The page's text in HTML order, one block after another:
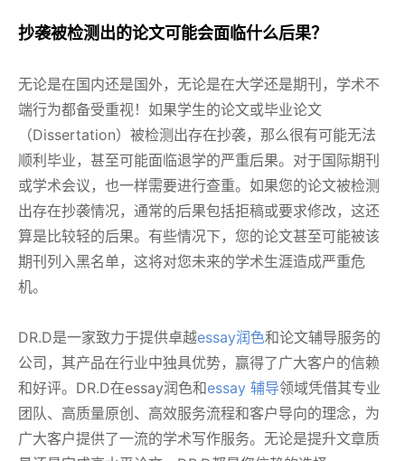
抄袭被检测出的论文可能会面临什么后果？
无论是在国内还是国外，无论是在大学还是期刊，学术不
端行为都备受重视！如果学生的论文或毕业论文
（Dissertation）被检测出存在抄袭，那么很有可能无法
顺利毕业，甚至可能面临退学的严重后果。对于国际期刊
或学术会议，也一样需要进行查重。如果您的论文被检测
出存在抄袭情况，通常的后果包括拒稿或要求修改，这还
算是比较轻的后果。有些情况下，您的论文甚至可能被该
期刊列入黑名单，这将对您未来的学术生涯造成严重危
机。
DR.D是一家致力于提供卓越essay润色和论文辅导服务的
公司，其产品在行业中独具优势，赢得了广大客户的信赖
和好评。DR.D在essay润色和essay 辅导领域凭借其专业
团队、高质量原创、高效服务流程和客户导向的理念，为
广大客户提供了一流的学术写作服务。无论是提升文章质